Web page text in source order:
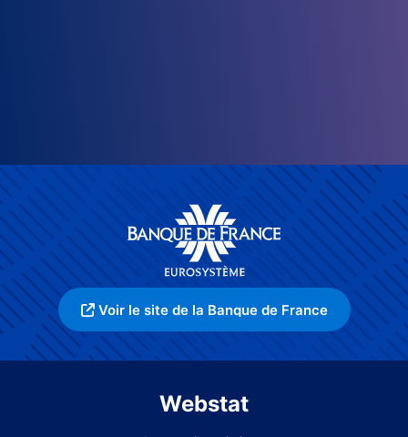
Voir le site de la Banque de France
Webstat